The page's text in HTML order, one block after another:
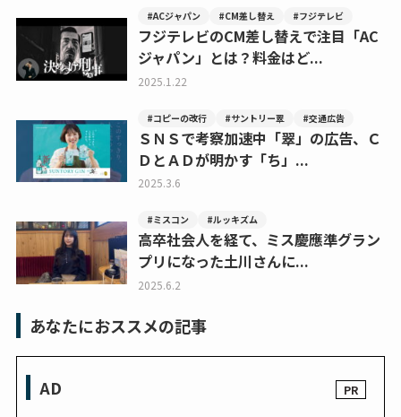
#ACジャパン #CM差し替え #フジテレビ
フジテレビのCM差し替えで注目「AC
ジャパン」とは？料金はど...
2025.1.22
#コピーの改行 #サントリー翠 #交通広告
ＳＮＳで考察加速中「翠」の広告、Ｃ
ＤとＡＤが明かす「ち」...
2025.3.6
#ミスコン #ルッキズム
高卒社会人を経て、ミス慶應準グラン
プリになった土川さんに...
2025.6.2
あなたにおススメの記事
AD